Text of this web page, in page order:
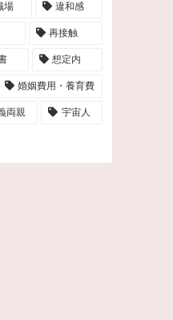
場 違和感
再接触
想定内
婚姻費用・養育費
両親 宇宙人